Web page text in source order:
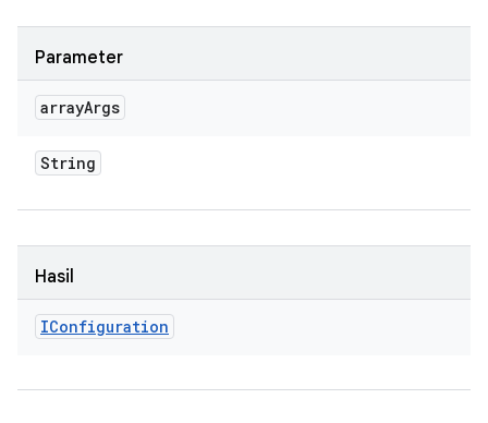
Parameter
arrayArgs
String
Hasil
IConfiguration